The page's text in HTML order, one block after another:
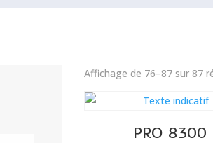
Affichage de 76–87 sur 87
PRO 8300